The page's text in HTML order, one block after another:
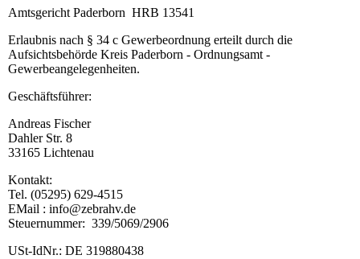
Amtsgericht Paderborn HRB 13541
Erlaubnis nach § 34 c Gewerbeordnung erteilt durch die
Aufsichtsbehörde Kreis Paderborn - Ordnungsamt -
Gewerbeangelegenheiten.
Geschäftsführer:
Andreas Fischer
Dahler Str. 8
33165 Lichtenau
Kontakt:
Tel. (05295) 629-4515
EMail : info@zebrahv.de
Steuernummer: 339/5069/2906
USt-IdNr.: DE 319880438